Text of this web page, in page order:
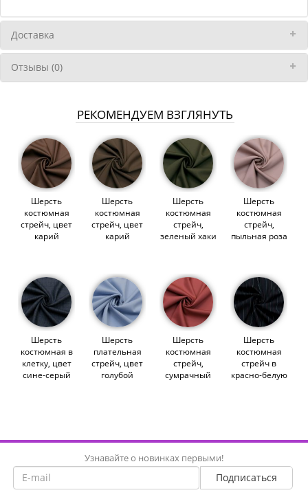
Доставка
Отзывы (0)
РЕКОМЕНДУЕМ ВЗГЛЯНУТЬ
Шерсть
костюмная
стрейч, цвет
карий
Шерсть
костюмная
стрейч, цвет
карий
Шерсть
костюмная
стрейч,
зеленый хаки
Шерсть
костюмная
стрейч,
пыльная роза
Шерсть
костюмная в
клетку, цвет
сине-серый
Шерсть
плательная
стрейч, цвет
голубой
Шерсть
костюмная
стрейч,
сумрачный
Шерсть
костюмная
стрейч в
красно-белую
Узнавайте о новинках первыми!